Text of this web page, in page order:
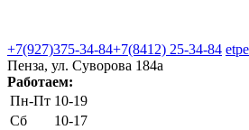
+7(927)375-34-84+7(8412) 25-34-84
Пенза, ул. Cуворова 184а
Работаем:
Пн-Пт 10-19
Сб
10-17